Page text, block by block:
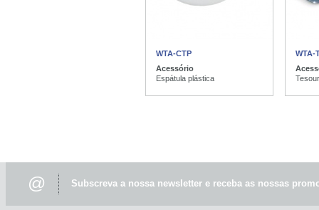
WTA-CTP
Acessório
Espátula plástica
WTA-
@ Subscreva a nossa newsletter e receba as nossas